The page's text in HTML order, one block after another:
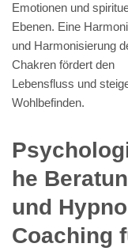
Emotionen und
Ebenen. Eine
und Harmonisierung
Chakren fördert den
Lebensfluss und
Wohlbefinden.
he
und
Coaching